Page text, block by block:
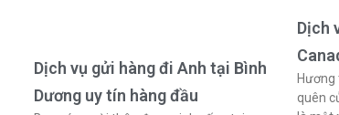
Dịch vụ gửi hàng đi Anh tại Bình
Dương uy tín hàng đầu
Dịch
quên